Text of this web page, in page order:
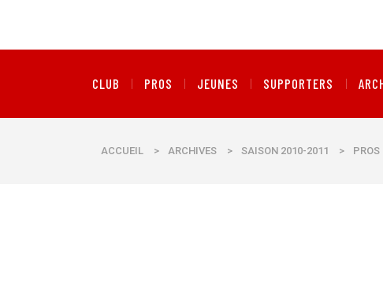
CLUB PROS JEUNES SUPPORTERS
ACCUEIL > ARCHIVES > SAISON 2010-2011 > PROS